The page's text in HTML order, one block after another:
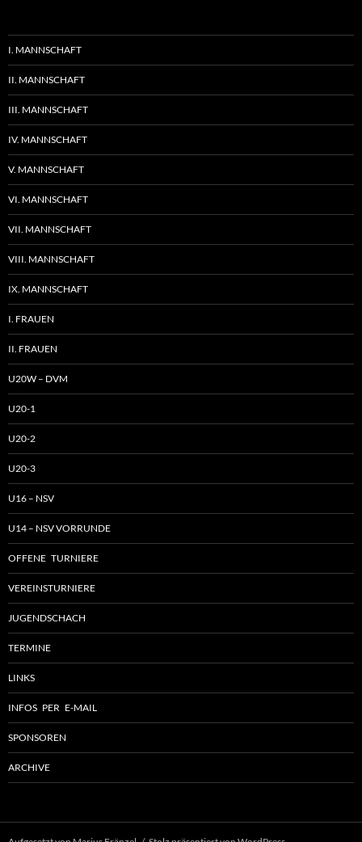
I. MANNSCHAFT
II. MANNSCHAFT
III. MANNSCHAFT
IV. MANNSCHAFT
V. MANNSCHAFT
VI. MANNSCHAFT
VII. MANNSCHAFT
VIII. MANNSCHAFT
IX. MANNSCHAFT
I. FRAUEN
II. FRAUEN
U20W – DVM
U20-1
U20-2
U20-3
U16 – NSV
U14 – NSV VORRUNDE
OFFENE TURNIERE
VEREINSTURNIERE
JUGENDSCHACH
TERMINE
LINKS
INFOS PER E-MAIL
SPONSOREN
ARCHIVE